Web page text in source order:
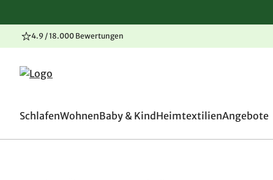
Zum Inhalt springen
Zur Navigation springen
Zum Seitenende springen
4.9 / 18.000 Bewertungen
SchlafenWohnenBaby & Kind HeimtextilienAngebote